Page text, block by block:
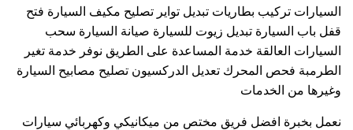
السيارات تركيب بطاريات تبديل تواير تصليح مكيف السيارة فتح
قفل باب السيارة تبديل زيوت للسيارة صيانة السيارة سحب
السيارات العالقة خدمة المساعدة على الطريق نوفر خدمة تغير
الطرمبة فحص المحرك تعديل الدركسيون تصليح مصابيح السيارة
وغيرها من الخدمات
نعمل بخبرة افضل فريق مختص من ميكانيكي وكهربائي سيارات